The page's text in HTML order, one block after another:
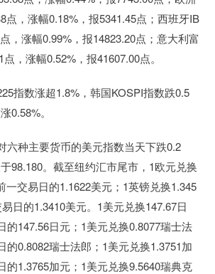
点，涨幅0.18%，报5341.45点；西班牙IB
，涨幅0.99%，报14823.20点；意大利富
，涨幅0.52%，报41607.00点。
指数涨超1.8%，韩国KOSPI指数跌0.5
0.58%。
六种主要货币的美元指数当天下跌0.2
98.180。截至纽约汇市尾市，1欧元兑换
一交易日的1.1622美元；1英镑兑换1.345
日的1.3410美元。1美元兑换147.67日
的147.56日元；1美元兑换0.8077瑞士法
的0.8082瑞士法郎；1美元兑换1.3751加
的1.3765加元；1美元兑换9.5640瑞典克